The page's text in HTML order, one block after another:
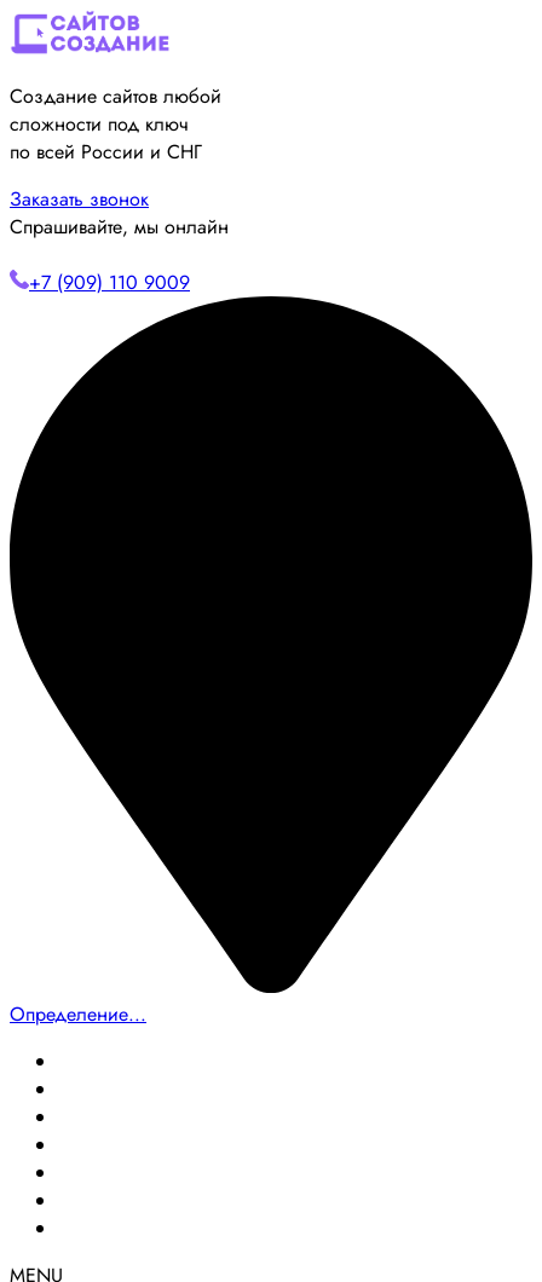
Создание сайтов любой
сложности под ключ
по всей России и СНГ
Заказать звонок
Спрашивайте, мы онлайн
+7 (909) 110 9009
Определение...
MENU